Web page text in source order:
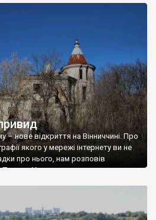
– нове відкриття на Вінниччині. Про
якого у мережі інтернету ви не
про нього, нам розповів
у Красному вразив не лише